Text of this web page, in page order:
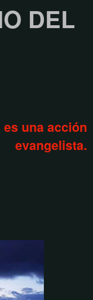
DEL
una acción
evangelista.